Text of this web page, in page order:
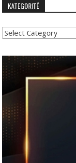
KATEGORITË
Kategoritë